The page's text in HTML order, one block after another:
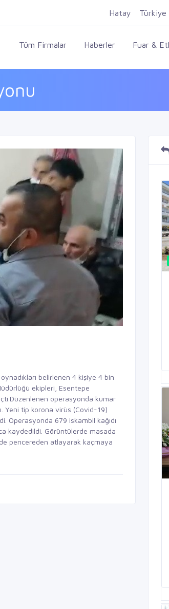
Tüm Firmalar Haberler Fuar &
Hatay Türkiye
belirlenen 4 kişiye 4 bin
ekipleri, Esentepe
operasyonda kumar
Yeni tip korona virüs (Covid-19)
Operasyonda 679 iskambil kağıdı
kaydedildi. Görüntülerde masada
pencereden atlayarak kaçmaya